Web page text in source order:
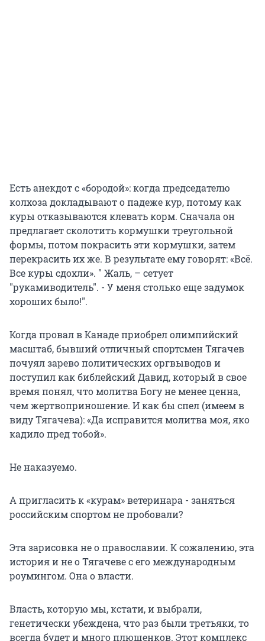
Есть анекдот с «бородой»: когда председателю
колхоза докладывают о падеже кур, потому как
куры отказываются клевать корм. Сначала он
предлагает сколотить кормушки треугольной
формы, потом покрасить эти кормушки, затем
перекрасить их же. В результате ему говорят: «Всё.
Все куры сдохли». " Жаль, – сетует
"рукамиводитель". - У меня столько еще задумок
хороших было!".
Когда провал в Канаде приобрел олимпийский
масштаб, бывший отличный спортсмен Тягачев
почуял зарево политических оргвыводов и
поступил как библейский Давид, который в свое
время понял, что молитва Богу не менее ценна,
чем жертвоприношение. И как бы спел (имеем в
виду Тягачева): «Да исправится молитва моя, яко
кадило пред тобой».
Не наказуемо.
А пригласить к «курам» ветеринара - заняться
российским спортом не пробовали?
Эта зарисовка не о православии. К сожалению, эта
история и не о Тягачеве с его международным
роумингом. Она о власти.
Власть, которую мы, кстати, и выбрали,
генетически убеждена, что раз были третьяки, то
всегда будет и много плющенков. Этот комплекс